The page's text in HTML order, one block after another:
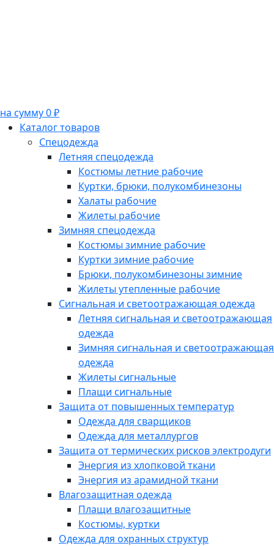
на сумму 0 ₽
Каталог товаров
Спецодежда
Летняя спецодежда
Костюмы летние рабочие
Куртки, брюки, полукомбинезоны
Халаты рабочие
Жилеты рабочие
Зимняя спецодежда
Костюмы зимние рабочие
Куртки зимние рабочие
Брюки, полукомбинезоны зимние
Жилеты утепленные рабочие
Сигнальная и светоотражающая одежда
Летняя сигнальная и светоотражающая
одежда
Зимняя сигнальная и светоотражающая
одежда
Жилеты сигнальные
Плащи сигнальные
Защита от повышенных температур
Одежда для сварщиков
Одежда для металлургов
Защита от термических рисков электродуги
Энергия из хлопковой ткани
Энергия из арамидной ткани
Влагозащитная одежда
Плащи влагозащитные
Костюмы, куртки
Одежда для охранных структур